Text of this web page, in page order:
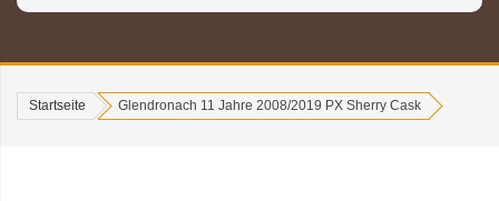
Startseite Glendronach 11 Jahre 2008/2019 PX Sherry Cask